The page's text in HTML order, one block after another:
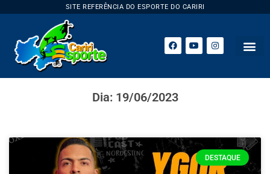
SITE REFERÊNCIA DO ESPORTE DO CARIRI
Dia: 19/06/2023
DESTAQUE